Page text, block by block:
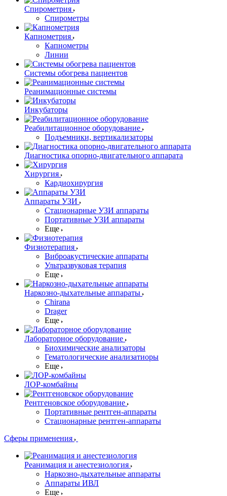
Спирометрия
Спирометры
Капнометрия
Капнометры
Линии
Системы обогрева пациентов
Реанимационные системы
Инкубаторы
Реабилитационное оборудование
Подъемники, вертикализаторы
Диагностика опорно-двигательного аппарата
Хирургия
Кардиохирургия
Аппараты УЗИ
Стационарные УЗИ аппараты
Портативные УЗИ аппараты
Еще
Физиотерапия
Виброакустические аппараты
Ультразвуковая терапия
Еще
Наркозно-дыхательные аппараты
Chirana
Drager
Еще
Лабораторное оборудование
Биохимические анализаторы
Гематологические анализатиоры
Еще
ЛОР-комбайны
Рентгеновское оборудование
Портативные рентген-аппараты
Стационарные рентген-аппараты
Сферы применения
Реанимация и анестезиология
Наркозно-дыхательные аппараты
Аппараты ИВЛ
Еще